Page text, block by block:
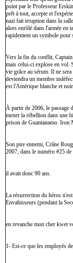
point par le Professeur
prêt à tout, accepte et
nazi fait irruption dans la
alors enrôlé dans l'armée en
rapidement un symbole pour
Vers la fin du conflit,
mais celui-ci explose en vol.
vie grâce au sérum. Il ne
deviendra un membre
est l'Amérique blanche et
À partir de 2006, le passage
mener la rébellion dans une
prison de Guantanamo. Iron
Son pire ennemi, Crâne
2007, dans le numéro #25
il avait donc 90 ans.
La résurrection du héros
Envahisseurs (pendant la
en revanche mon cher kwet
1- Est-ce que les employés